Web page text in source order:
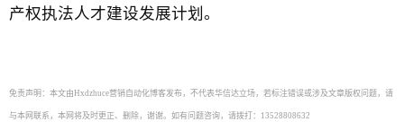
产权执法人才建设发展计划。
免责声明：本文由Hxdzhuce营销自动化博客发布，不代表华信达立场，若标注错误或涉及文章版权问题，请
与本网联系，本网将及时更正、删除，谢谢。如有问题咨询，请拨打：13528808632